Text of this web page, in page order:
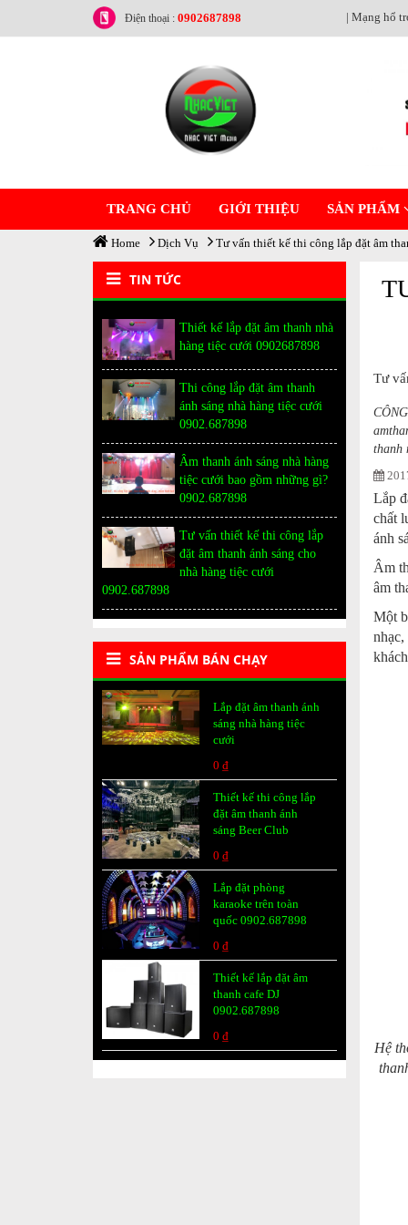
Điện thoại : 0902687898 | Mạng hổ
TRANG CHỦ GIỚI THIỆU SẢN PHẨM
Home Dịch Vụ Tư vấn thiết kế thi công lắp đặt âm
TIN TỨC
Thiết kế lắp đặt âm thanh nhà
hàng tiệc cưới 0902687898
Thi công lắp đặt âm thanh
ánh sáng nhà hàng tiệc cưới
0902.687898
Âm thanh ánh sáng nhà hàng
tiệc cưới bao gồm những gì?
0902.687898
Tư vấn thiết kế thi công lắp
đặt âm thanh ánh sáng cho
nhà hàng tiệc cưới
0902.687898
SẢN PHẨM BÁN CHẠY
Lắp đặt âm thanh ánh
sáng nhà hàng tiệc
cưới
0 ₫
Thiết kế thi công lắp
đặt âm thanh ánh
sáng Beer Club
0 ₫
Lắp đặt phòng
karaoke trên toàn
quốc 0902.687898
0 ₫
Thiết kế lắp đặt âm
thanh cafe DJ
0902.687898
0 ₫
Tư
thanh
Lắp
chất
ánh
Âm
âm
Một
Hệ